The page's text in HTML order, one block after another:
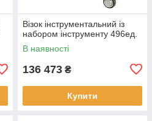
Візок інструментальний із
набором інструменту 496ед.
В наявності
136 473 ₴
Купити